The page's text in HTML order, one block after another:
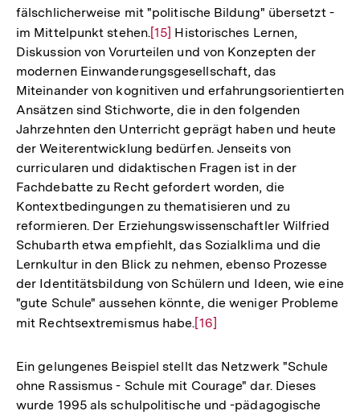
fälschlicherweise mit "politische Bildung" übersetzt -
im Mittelpunkt stehen.Zur
Auflösung
der
Fußnote
[15] Historisches Lernen,
Diskussion von Vorurteilen und von Konzepten der
modernen Einwanderungsgesellschaft, das
Miteinander von kognitiven und erfahrungsorientierten
Ansätzen sind Stichworte, die in den folgenden
Jahrzehnten den Unterricht geprägt haben und heute
der Weiterentwicklung bedürfen. Jenseits von
curricularen und didaktischen Fragen ist in der
Fachdebatte zu Recht gefordert worden, die
Kontextbedingungen zu thematisieren und zu
reformieren. Der Erziehungswissenschaftler Wilfried
Schubarth etwa empfiehlt, das Sozialklima und die
Lernkultur in den Blick zu nehmen, ebenso Prozesse
der Identitätsbildung von Schülern und Ideen, wie eine
"gute Schule" aussehen könnte, die weniger Probleme
mit Rechtsextremismus habe.Zur
der
Fußnote
[16]
Ein gelungenes Beispiel stellt das Netzwerk "Schule
ohne Rassismus - Schule mit Courage" dar. Dieses
wurde 1995 als schulpolitische und -pädagogische